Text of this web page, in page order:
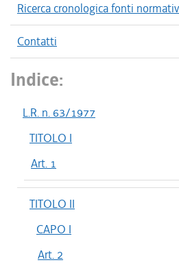
Ricerca cronologica fonti
Contatti
Indice:
L.R. n. 63/1977
TITOLO I
Art. 1
TITOLO II
CAPO I
Art. 2